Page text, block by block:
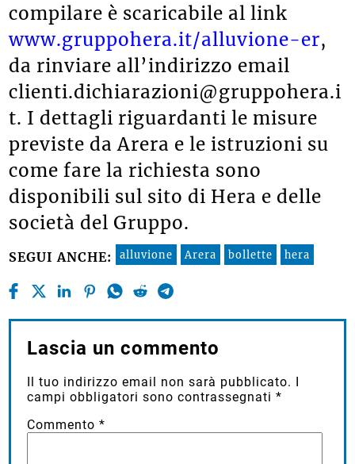
compilare è scaricabile al link
www.gruppohera.it/alluvione-er,
da rinviare all’indirizzo email
clienti.dichiarazioni@gruppohera.i
t. I dettagli riguardanti le misure
previste da Arera e le istruzioni su
come fare la richiesta sono
disponibili sul sito di Hera e delle
società del Gruppo.
SEGUI ANCHE: alluvione Arera bollette hera
Lascia un commento
Il tuo indirizzo email non sarà pubblicato.
campi obbligatori sono contrassegnati*
Commento*